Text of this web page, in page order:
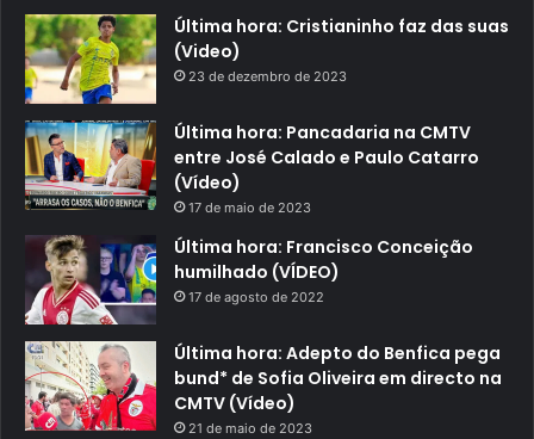
Última hora: Cristianinho faz das suas
(Video)
23 de dezembro de 2023
Última hora: Pancadaria na CMTV
entre José Calado e Paulo Catarro
(Vídeo)
17 de maio de 2023
Última hora: Francisco Conceição
humilhado (VÍDEO)
17 de agosto de 2022
Última hora: Adepto do Benfica pega
bund* de Sofia Oliveira em directo na
CMTV (Vídeo)
21 de maio de 2023